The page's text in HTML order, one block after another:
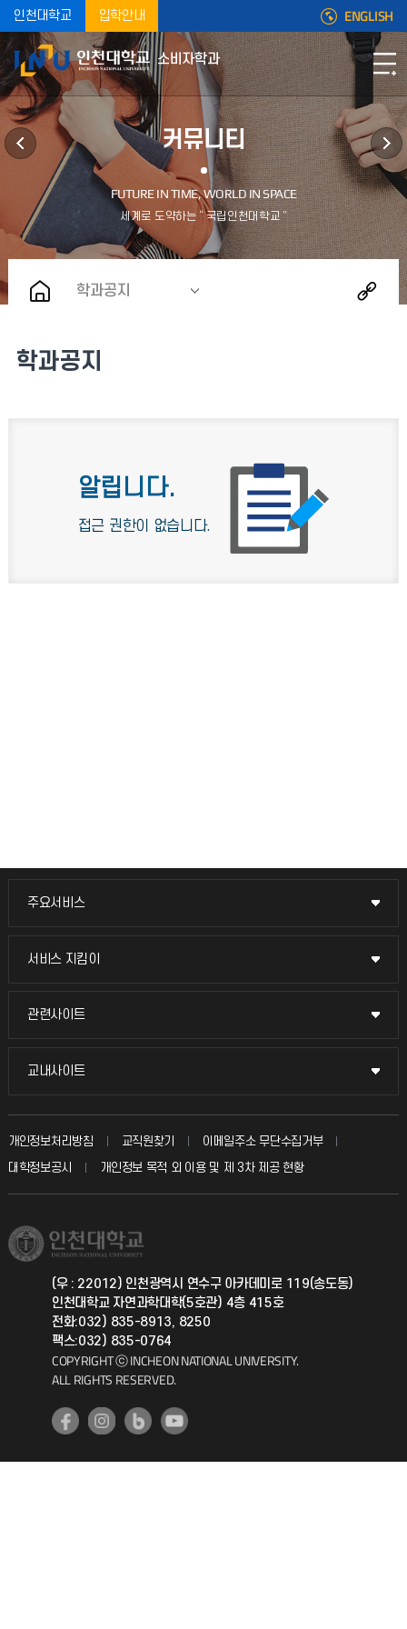
인천대학교 입학안내 ENGLISH
소비자학과
커뮤니티
학과공지
학과공지
알립니다.
접근 권한이 없습니다.
주요서비스
주요서비스
교무회의방송
입학안내
취업정보(학생)
서비스 지킴이
서비스 지킴이
묻고 답하기
칭찬마당
학생서비스 지킴이
관련사이트
관련사이트
국방헬프콜
총동문회
교내사이트
교내사이트
교수회
교육혁신본부
국제지원과
공자아카데미
기초교육원
개인정보처리방침 교직원찾기
이메일주소 무단수집거부
대학정보공시
개인정보 목적 외 이용 및 제 3차 제공 현황
(우 : 22012) 인천광역시 연수구 아카데미로 119(송도동)
인천대학교 자연과학대학(5호관) 4층 415호
전화:032) 835-8913, 8250
팩스:032) 835-0764
COPYRIGHT ⓒ INCHEON NATIONAL UNIVERSITY.
ALL RIGHTS RESERVED.